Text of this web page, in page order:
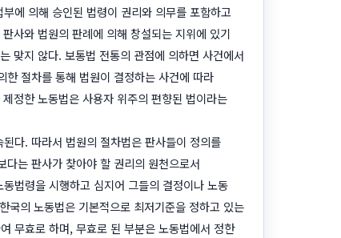
에 의해 승인된 법령이 권리와 의무를 포함하고
사와 법원의 판례에 의해 창설되는 지위에 있기
맞지 않다. 보통법 전통의 관점에 의하면 사건에서
절차를 통해 법원이 결정하는 사건에 따라
정한 노동법은 사용자 위주의 편향된 법이라는
다. 따라서 법원의 절차법은 판사들이 정의를
는 판사가 찾아야 할 권리의 원천으로서
법령을 시행하고 심지어 그들의 결정이나 노동
국의 노동법은 기본적으로 최저기준을 정하고 있는
무효로 하며, 무효로 된 부분은 노동법에서 정한